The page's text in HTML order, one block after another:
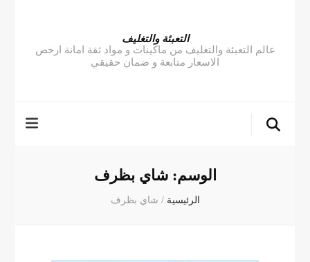
التعبئة والتغليف
عالم التعبئة والتغليف من ماكينات و مواد ثقة امانة ارخص
الاسعار متابعة و ضمان حقيقي
الوسم:شاي بظرف
الرئيسية / شاي بظرف